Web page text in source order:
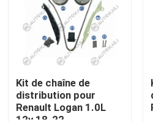
À la maison
Produits
Kit de chaîne de
distribution pour
Renault Logan 1.0L